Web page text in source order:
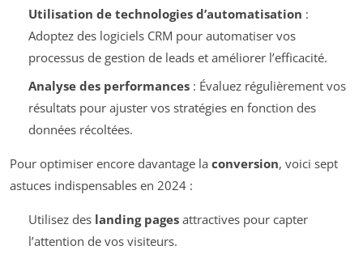
Utilisation de technologies d’automatisation :
Adoptez des logiciels CRM pour automatiser vos
processus de gestion de leads et améliorer l’efficacité.
Analyse des performances: Évaluez régulièrement vos
résultats pour ajuster vos stratégies en fonction des
données récoltées.
Pour optimiser encore davantage la conversion, voici sept
astuces indispensables en 2024 :
Utilisez des landing pagesattractives pour capter
l’attention de vos visiteurs.